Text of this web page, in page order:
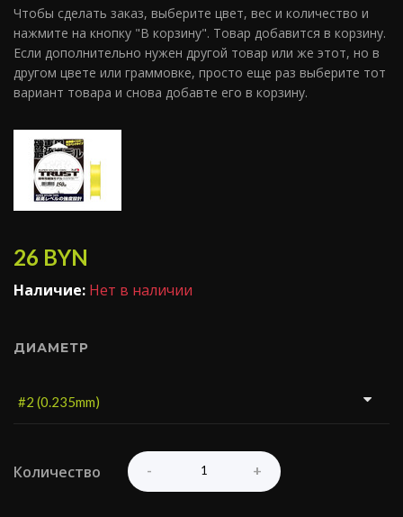
Чтобы сделать заказ, выберите цвет, вес и количество и
нажмите на кнопку "В корзину". Товар добавится в корзину.
Если дополнительно нужен другой товар или же этот, но в
другом цвете или граммовке, просто еще раз выберите тот
вариант товара и снова добавте его в корзину.
26 BYN
Наличие: Нет в наличии
ДИАМЕТР
Количество